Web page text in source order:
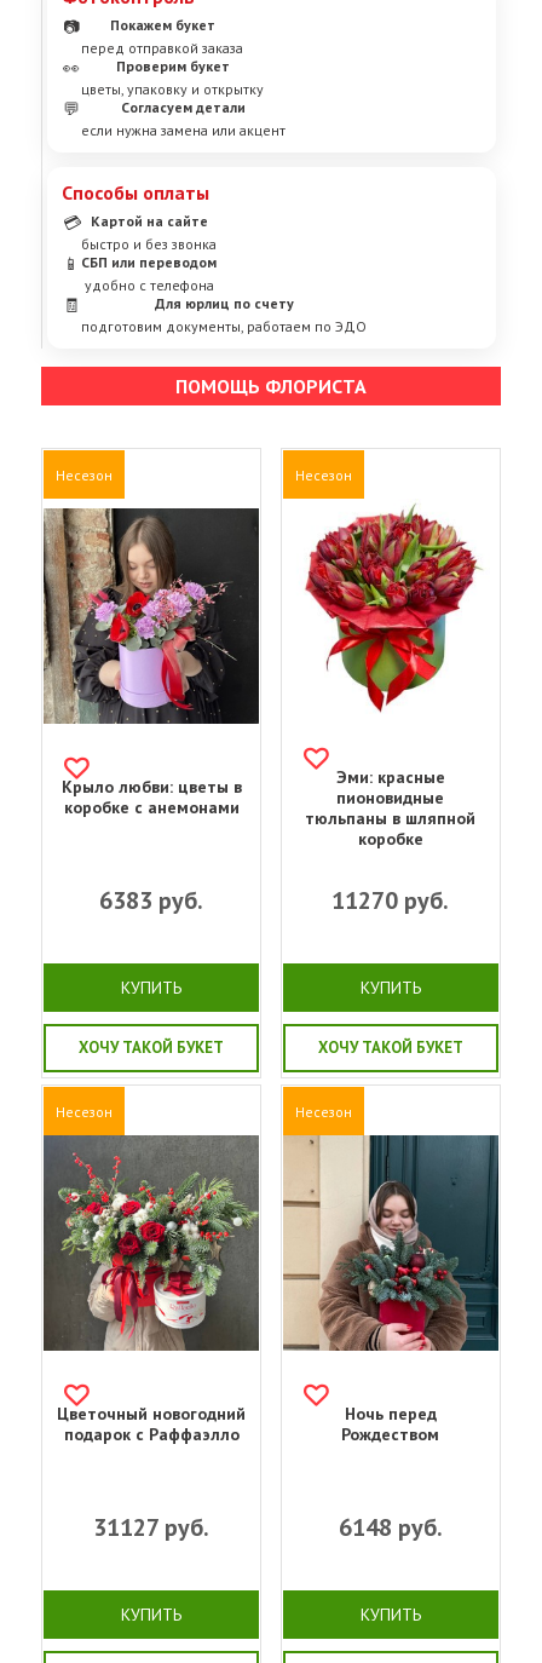
📷
Покажем букет
перед отправкой заказа
👀
Проверим букет
цветы, упаковку и открытку
💬
Согласуем детали
если нужна замена или акцент
Способы оплаты
💳
Картой на сайте
быстро и без звонка
📱 СБП или переводом
удобно с телефона
🧾
Для юрлиц по счету
подготовим документы, работаем по ЭДО
ПОМОЩЬ ФЛОРИСТА
Несезон
Крыло любви: цветы в
коробке с анемонами
6383 руб.
КУПИТЬ
ХОЧУ ТАКОЙ БУКЕТ
Несезон
Эми: красные
пионовидные
тюльпаны в шляпной
коробке
11270 руб.
КУПИТЬ
ХОЧУ ТАКОЙ БУКЕТ
Несезон
Цветочный новогодний
подарок с Раффаэлло
31127 руб.
КУПИТЬ
Несезон
Ночь перед
Рождеством
6148 руб.
КУПИТЬ